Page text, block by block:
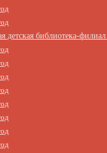
детская библиотека-